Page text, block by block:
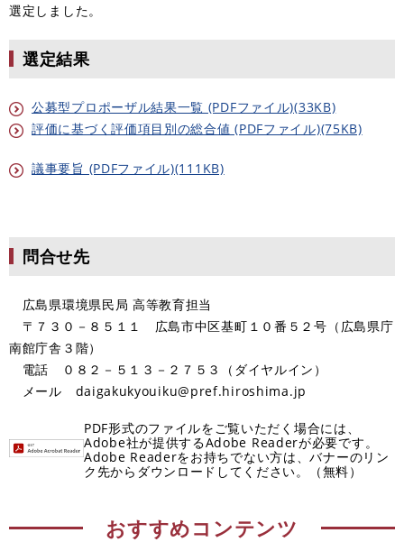
選定しました。
選定結果
公募型プロポーザル結果一覧 (PDFファイル)(33KB)
評価に基づく評価項目別の総合値 (PDFファイル)(75KB)
議事要旨 (PDFファイル)(111KB)
問合せ先
広島県環境県民局 高等教育担当
〒７３０－８５１１ 広島市中区基町１０番５２号（広島県庁
南館庁舎３階）
電話 ０８２－５１３－２７５３（ダイヤルイン）
メール daigakukyouiku@pref.hiroshima.jp
PDF形式のファイルをご覧いただく場合には、
Adobe社が提供するAdobe Readerが必要です。
Adobe Readerをお持ちでない方は、バナーのリン
ク先からダウンロードしてください。（無料）
おすすめコンテンツ